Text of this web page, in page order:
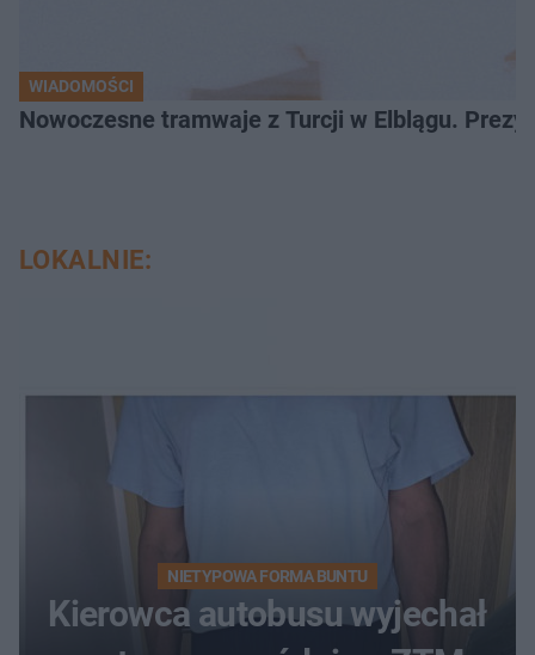
WIADOMOŚCI
Nowoczesne tramwaje z Turcji w Elblągu.
LOKALNIE:
NIETYPOWA FORMA BUNTU
Kierowca autobusu wyjechał